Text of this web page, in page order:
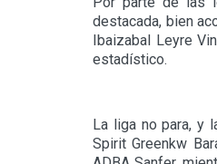
destacada, bien
Ibaizabal Leyre
estadístico.
La liga no para, y
Spirit Greenkw